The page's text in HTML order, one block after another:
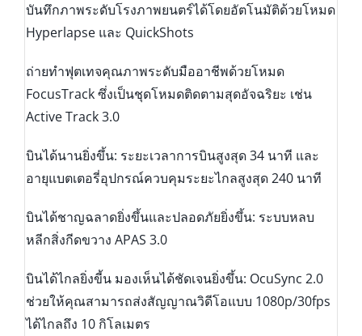
บันทึกภาพระดับโรงภาพยนตร์ได้โดยอัตโนมัติด้วยโหมด
Hyperlapse และ QuickShots
ถ่ายทำฟุตเทจคุณภาพระดับมืออาชีพด้วยโหมด
FocusTrack ซึ่งเป็นชุดโหมดติดตามสุดอัจฉริยะ เช่น
Active Track 3.0
บินได้นานยิ่งขึ้น: ระยะเวลาการบินสูงสุด 34 นาที และ
อายุแบตเตอรี่อุปกรณ์ควบคุมระยะไกลสูงสุด 240 นาที
บินได้ชาญฉลาดยิ่งขึ้นและปลอดภัยยิ่งขึ้น: ระบบหลบ
หลีกสิ่งกีดขวาง APAS 3.0
บินได้ไกลยิ่งขี้น มองเห็นได้ชัดเจนยิ่งขึ้น: OcuSync 2.0
ช่วยให้คุณสามารถส่งสัญญาณวิดีโอแบบ 1080p/30fps
ได้ไกลถึง 10 กิโลเมตร